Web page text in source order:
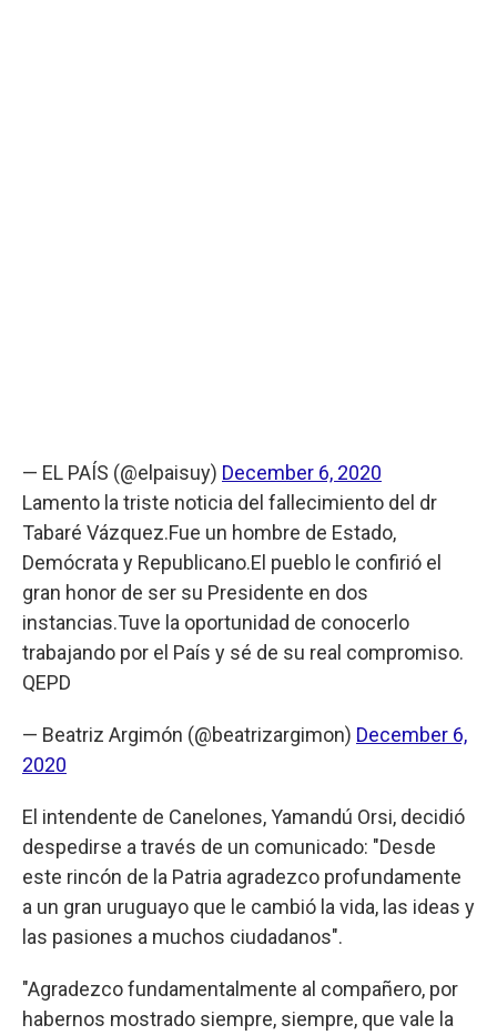
— EL PAÍS (@elpaisuy) December 6, 2020
Lamento la triste noticia del fallecimiento del dr
Tabaré Vázquez.Fue un hombre de Estado,
Demócrata y Republicano.El pueblo le confirió el
gran honor de ser su Presidente en dos
instancias.Tuve la oportunidad de conocerlo
trabajando por el País y sé de su real compromiso.
QEPD
— Beatriz Argimón (@beatrizargimon) December 6,
2020
El intendente de Canelones, Yamandú Orsi, decidió
despedirse a través de un comunicado: "Desde
este rincón de la Patria agradezco profundamente
a un gran uruguayo que le cambió la vida, las ideas y
las pasiones a muchos ciudadanos".
"Agradezco fundamentalmente al compañero, por
habernos mostrado siempre, siempre, que vale la